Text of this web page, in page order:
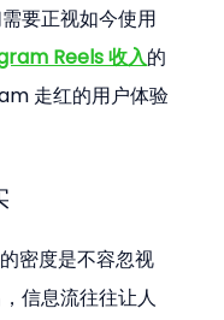
要正视如今使用
Reels 收入的
走红的用户体验
密度是不容忽视
信息流往往让人